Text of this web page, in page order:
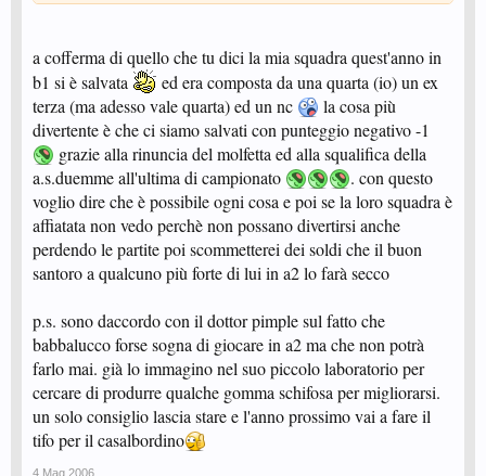
benone.
Poi, Babbalucco, che ti ritieni il maestro delle puntinate marce... non ricordo
che desse poi così fastidio la tua gomma, sai?
a cofferma di quello che tu dici la mia squadra quest'anno in
b1 si è salvata
ed era composta da una quarta (io) un ex
terza (ma adesso vale quarta) ed un nc
la cosa più
divertente è che ci siamo salvati con punteggio negativo -1
grazie alla rinuncia del molfetta ed alla squalifica della
a.s.duemme all'ultima di campionato
. con questo
voglio dire che è possibile ogni cosa e poi se la loro squadra è
affiatata non vedo perchè non possano divertirsi anche
perdendo le partite poi scommetterei dei soldi che il buon
santoro a qualcuno più forte di lui in a2 lo farà secco
p.s. sono daccordo con il dottor pimple sul fatto che
babbalucco forse sogna di giocare in a2 ma che non potrà
farlo mai. già lo immagino nel suo piccolo laboratorio per
cercare di produrre qualche gomma schifosa per migliorarsi.
un solo consiglio lascia stare e l'anno prossimo vai a fare il
tifo per il casalbordino
4 Mag 2006